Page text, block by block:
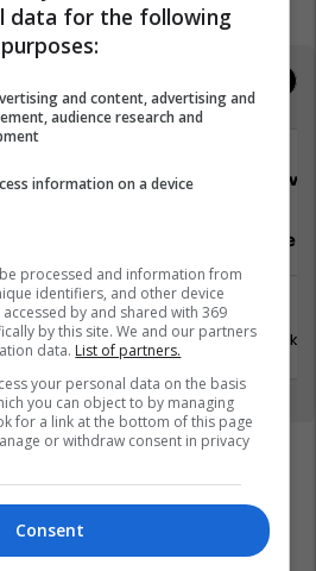
Arkatar/e
31 Korrik
data for the following
purposes:
and content, advertising and
audience research and
information on a device
processed and information from
identifiers, and other device
by and shared with 369
by this site. We and our partners
data. List of partners.
your personal data on the basis
you can object to by managing
for a link at the bottom of this page
or withdraw consent in privacy
Consent